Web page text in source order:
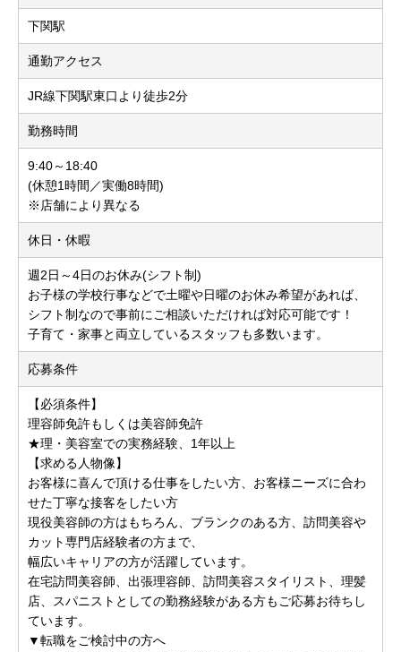
下関駅
通勤アクセス
JR線下関駅東口より徒歩2分
勤務時間
9:40～18:40
(休憩1時間／実働8時間)
※店舗により異なる
休日・休暇
週2日～4日のお休み(シフト制)
お子様の学校行事などで土曜や日曜のお休み希望があれば、
シフト制なので事前にご相談いただければ対応可能です！
子育て・家事と両立しているスタッフも多数います。
応募条件
【必須条件】
理容師免許もしくは美容師免許
★理・美容室での実務経験、1年以上
【求める人物像】
お客様に喜んで頂ける仕事をしたい方、お客様ニーズに合わ
せた丁寧な接客をしたい方
現役美容師の方はもちろん、ブランクのある方、訪問美容や
カット専門店経験者の方まで、
幅広いキャリアの方が活躍しています。
在宅訪問美容師、出張理容師、訪問美容スタイリスト、理髪
店、スパニストとしての勤務経験がある方もご応募お待ちし
ています。
▼転職をご検討中の方へ